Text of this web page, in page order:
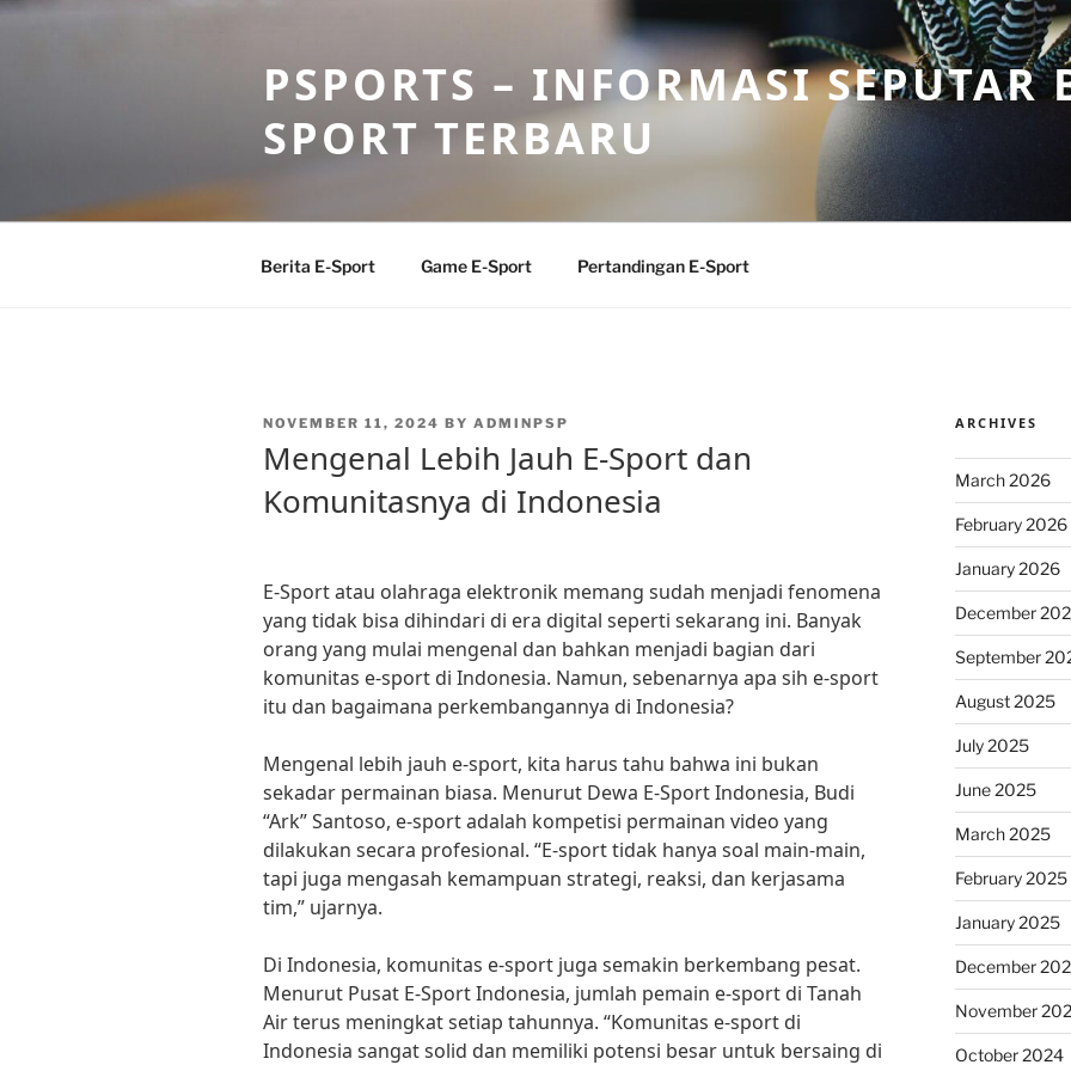
Skip
PSPORTS – INFORMASI SEPUTAR
SPORT TERBARU
Berita E-Sport Game E-Sport Pertandingan E-Sport
POSTED
NOVEMBER 11, 2024 BY ADMINPSP
Mengenal Lebih Jauh E-Sport dan
Komunitasnya di Indonesia
E-Sport atau olahraga elektronik memang sudah menjadi fenomena
yang tidak bisa dihindari di era digital seperti sekarang ini. Banyak
orang yang mulai mengenal dan bahkan menjadi bagian dari
komunitas e-sport di Indonesia. Namun, sebenarnya apa sih e-sport
itu dan bagaimana perkembangannya di Indonesia?
Mengenal lebih jauh e-sport, kita harus tahu bahwa ini bukan
sekadar permainan biasa. Menurut Dewa E-Sport Indonesia, Budi
“Ark” Santoso, e-sport adalah kompetisi permainan video yang
dilakukan secara profesional. “E-sport tidak hanya soal main-main,
tapi juga mengasah kemampuan strategi, reaksi, dan kerjasama
tim,” ujarnya.
Di Indonesia, komunitas e-sport juga semakin berkembang pesat.
Menurut Pusat E-Sport Indonesia, jumlah pemain e-sport di Tanah
Air terus meningkat setiap tahunnya. “Komunitas e-sport di
Indonesia sangat solid dan memiliki potensi besar untuk bersaing di
ARCHIVES
March 2026
February 2026
January 2026
December
September
August 2025
July 2025
June 2025
March 2025
February 2025
January 2025
December
November
October 2024